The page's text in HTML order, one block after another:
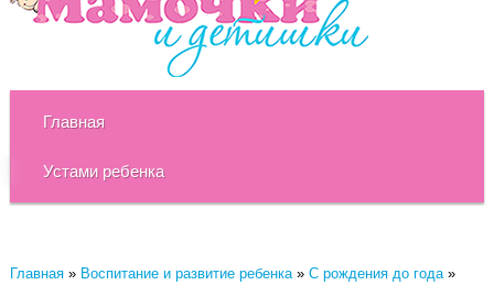
Главная
Устами ребенка
Главная» Воспитание и развитие ребенка» C рождения до года»